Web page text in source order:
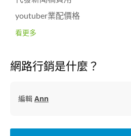
youtuber業配價格
看更多
網路行銷是什麼？
編輯 Ann